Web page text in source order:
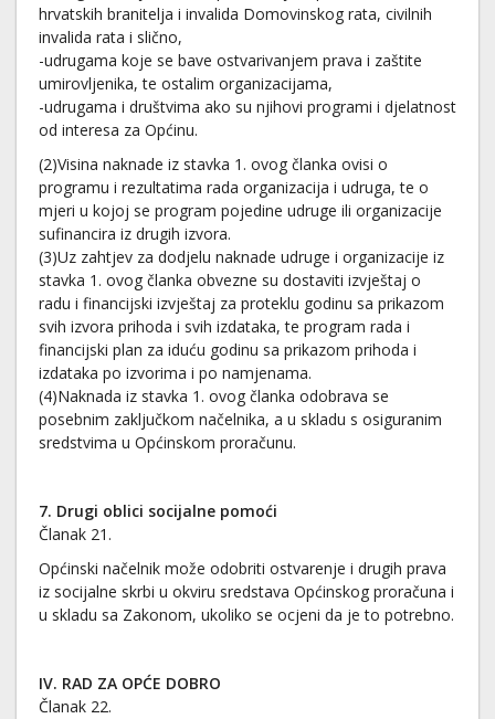
hrvatskih branitelja i invalida Domovinskog rata, civilnih
invalida rata i slično,
-udrugama koje se bave ostvarivanjem prava i zaštite
umirovljenika, te ostalim organizacijama,
-udrugama i društvima ako su njihovi programi i djelatnost
od interesa za Općinu.
(2)Visina naknade iz stavka 1. ovog članka ovisi o
programu i rezultatima rada organizacija i udruga, te o
mjeri u kojoj se program pojedine udruge ili organizacije
sufinancira iz drugih izvora.
(3)Uz zahtjev za dodjelu naknade udruge i organizacije iz
stavka 1. ovog članka obvezne su dostaviti izvještaj o
radu i financijski izvještaj za proteklu godinu sa prikazom
svih izvora prihoda i svih izdataka, te program rada i
financijski plan za iduću godinu sa prikazom prihoda i
izdataka po izvorima i po namjenama.
(4)Naknada iz stavka 1. ovog članka odobrava se
posebnim zaključkom načelnika, a u skladu s osiguranim
sredstvima u Općinskom proračunu.
7. Drugi oblici socijalne pomoći
Članak 21.
Općinski načelnik može odobriti ostvarenje i drugih prava
iz socijalne skrbi u okviru sredstava Općinskog proračuna i
u skladu sa Zakonom, ukoliko se ocjeni da je to potrebno.
IV. RAD ZA OPĆE DOBRO
Članak 22.